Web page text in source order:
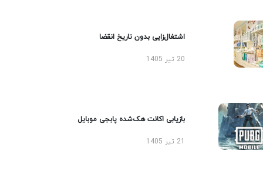
اشتغال‌زایی بدون تاریخ انقضا
20 تیر 1405
بازیابی اکانت هک‌شده پابجی موبایل